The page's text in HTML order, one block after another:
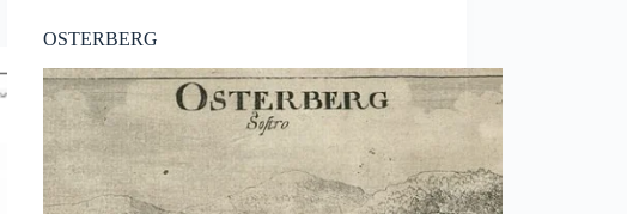
OSTERBERG